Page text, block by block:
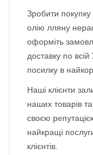
Зробити
олію лляну
оформіть
доставку по
посилку в
Наші клієнти
наших товарів
своєю
найкращі
клієнтів.